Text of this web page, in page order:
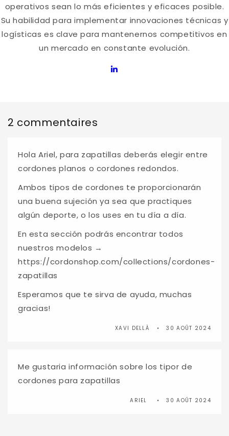
operativos sean lo más eficientes y eficaces posible.
Su habilidad para implementar innovaciones técnicas y
logísticas es clave para mantenernos competitivos en
un mercado en constante evolución.
2 commentaires
Hola Ariel, para zapatillas deberás elegir entre
cordones planos o cordones redondos.
Ambos tipos de cordones te proporcionarán
una buena sujeción ya sea que practiques
algún deporte, o los uses en tu día a día.
En esta sección podrás encontrar todos
nuestros modelos →
https://cordonshop.com/collections/cordones-
zapatillas
Esperamos que te sirva de ayuda, muchas
gracias!
XAVI DELLÀ 30 AOÛT 2024
Me gustaria información sobre los tipor de
cordones para zapatillas
ARIEL 30 AOÛT 2024